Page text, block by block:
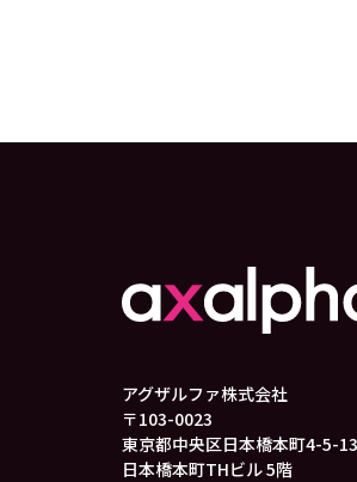
アグザルファ株式会社
〒103-0023
東京都中央区日本橋本町4-5-13
日本橋本町THビル 5階